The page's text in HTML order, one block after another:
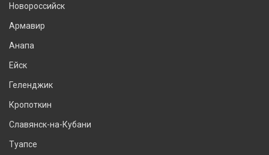
Новороссийск
Армавир
Анапа
Ейск
Геленджик
Кропоткин
Славянск-на-Кубани
Туапсе